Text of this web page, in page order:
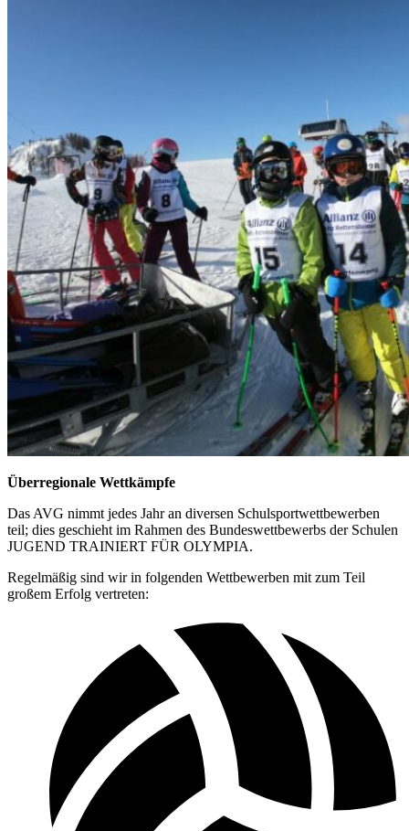
Überregionale Wettkämpfe
Das AVG nimmt jedes Jahr an diversen Schulsportwettbewerben
teil; dies geschieht im Rahmen des Bundeswettbewerbs der Schulen
JUGEND TRAINIERT FÜR OLYMPIA.
Regelmäßig sind wir in folgenden Wettbewerben mit zum Teil
großem Erfolg vertreten: